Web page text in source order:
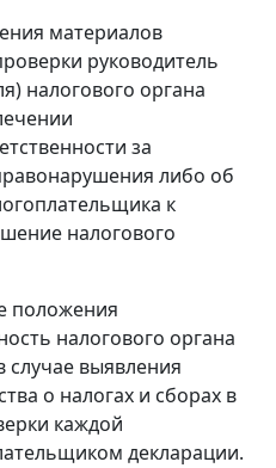
материалов
руководитель
налогового органа
за
либо об
к
налогового
положения
налогового органа
случае выявления
о налогах и сборах в
каждой
декларации.